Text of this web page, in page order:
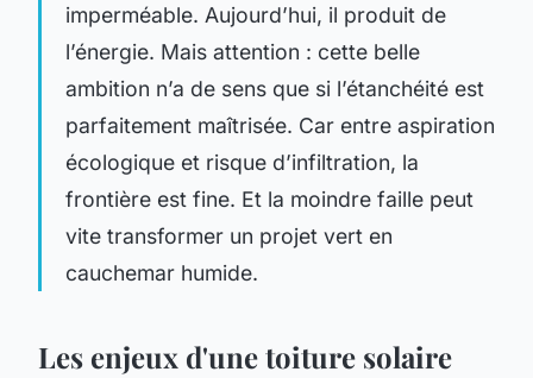
imperméable. Aujourd’hui, il produit de
l’énergie. Mais attention : cette belle
ambition n’a de sens que si l’étanchéité est
parfaitement maîtrisée. Car entre aspiration
écologique et risque d’infiltration, la
frontière est fine. Et la moindre faille peut
vite transformer un projet vert en
cauchemar humide.
Les enjeux d'une toiture solaire